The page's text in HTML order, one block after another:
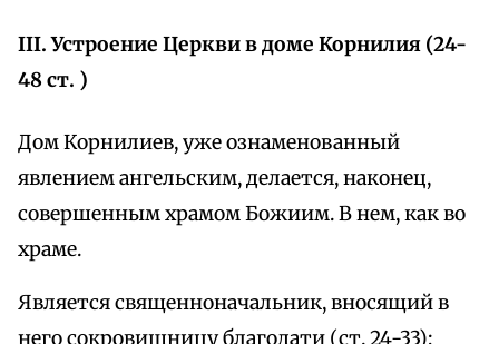
III. Устроение Церкви в доме Корнилия (24-
48 ст. )
Дом Корнилиев, уже ознаменованный
явлением ангельским, делается, наконец,
совершенным храмом Божиим. В нем, как во
храме.
Является священноначальник, вносящий в
него сокровищницу благодати (ст. 24-33);